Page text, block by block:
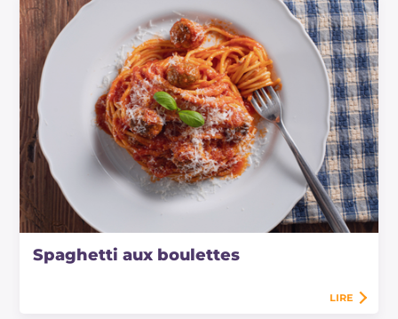
Spaghetti aux boulettes
LIRE